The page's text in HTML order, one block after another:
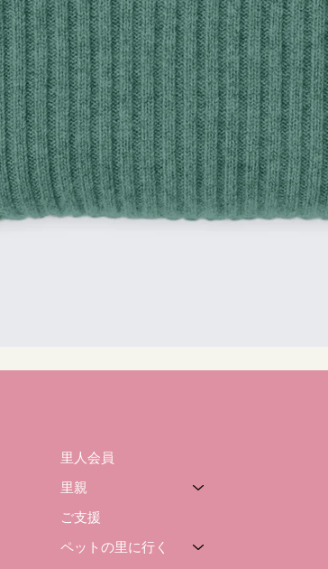
里人会員
里親
ご支援
ペットの里に行く